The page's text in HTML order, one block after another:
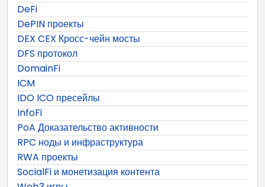
DeFi
DePIN проекты
DEX CEX Кросс-чейн мосты
DFS протокол
DomainFi
ICM
IDO ICO пресейлы
InfoFi
PoA Доказательство активности
RPC ноды и инфраструктура
RWA проекты
SocialFi и монетизация контента